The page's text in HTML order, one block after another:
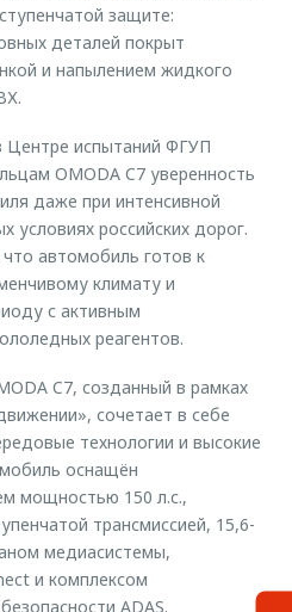
защите:
деталей покрыт
и напылением жидкого
Центре испытаний ФГУП
OMODA C7 уверенность
даже при интенсивной
условиях российских дорог.
автомобиль готов к
климату и
с активным
реагентов.
C7, созданный в рамках
сочетает в себе
технологии и высокие
оснащён
мощностью 150 л.с.,
трансмиссией, 15,6-
медиасистемы,
и комплексом
ADAS.